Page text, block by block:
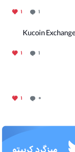
۱ ۱
۱ ۱
۰ ۱